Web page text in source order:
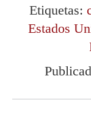
Etiquetas:
Estados